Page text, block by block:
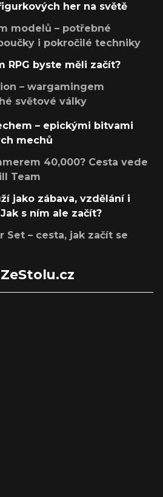
her na světě
modelů – potřebné
i pokročilé techniky
RPG byste měli začít?
– wargamingem
světové války
– epickými bitvami
mechů
40,000? Cesta vede
Team
jako zábava, vzdělání i
s ním ale začít?
Set – cesta, jak začít se